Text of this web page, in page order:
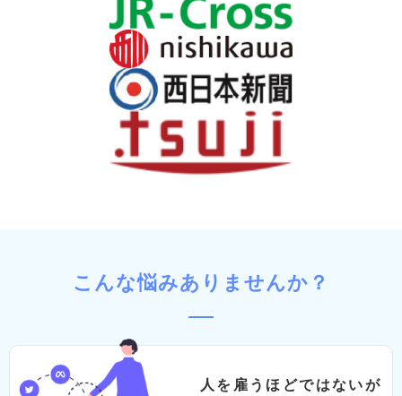
こんな悩みありませんか？
⼈を雇うほどではないが